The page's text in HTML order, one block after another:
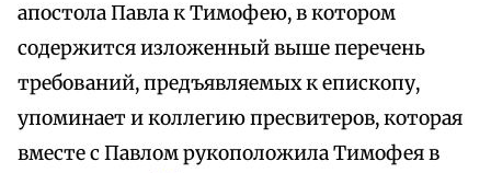
апостола Павла к Тимофею, в котором
содержится изложенный выше перечень
требований, предъявляемых к епископу,
упоминает и коллегию пресвитеров, которая
вместе с Павлом рукоположила Тимофея в